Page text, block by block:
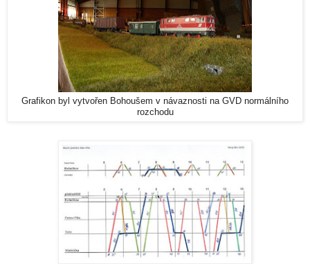
Grafikon byl vytvořen Bohoušem v návaznosti na GVD normálního
rozchodu